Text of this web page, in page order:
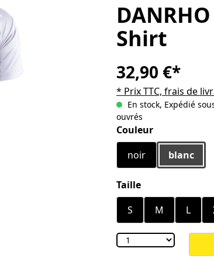
Shirt
32,90 €*
* Prix TTC, frais de
En stock, Expédié
ouvrés
Sélectionnez
Couleur
noir
blanc
Sélectionnez
Taille
S
M L